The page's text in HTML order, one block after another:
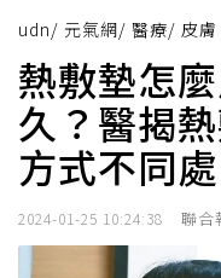
udn/ 元氣網/ 醫療/ 皮膚
熱敷墊怎
久？醫揭
方式不同處
2024-01-25 10:24:38 聯合